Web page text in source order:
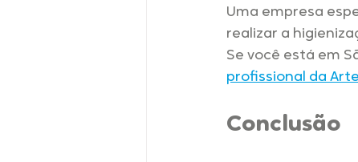
Uma empresa
realizar a
Se você está em
profissional da
Conclusão